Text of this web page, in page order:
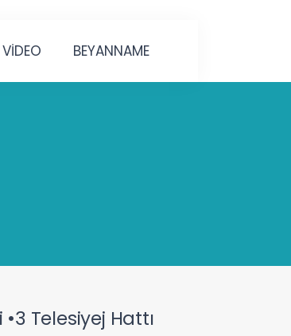
VİDEO BEYANNAME
•3 Telesiyej Hattı